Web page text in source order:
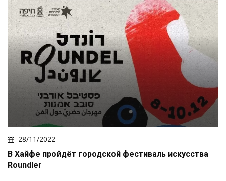
28/11/2022
В Хайфе пройдёт городской фестиваль искусства
Roundler